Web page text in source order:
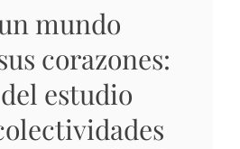
mundo
corazones:
estudio